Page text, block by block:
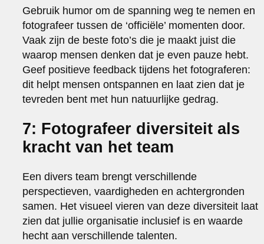
Gebruik humor om de spanning weg te nemen en
fotografeer tussen de ‘officiële’ momenten door.
Vaak zijn de beste foto’s die je maakt juist die
waarop mensen denken dat je even pauze hebt.
Geef positieve feedback tijdens het fotograferen:
dit helpt mensen ontspannen en laat zien dat je
tevreden bent met hun natuurlijke gedrag.
7: Fotografeer diversiteit als
kracht van het team
Een divers team brengt verschillende
perspectieven, vaardigheden en achtergronden
samen. Het visueel vieren van deze diversiteit laat
zien dat jullie organisatie inclusief is en waarde
hecht aan verschillende talenten.